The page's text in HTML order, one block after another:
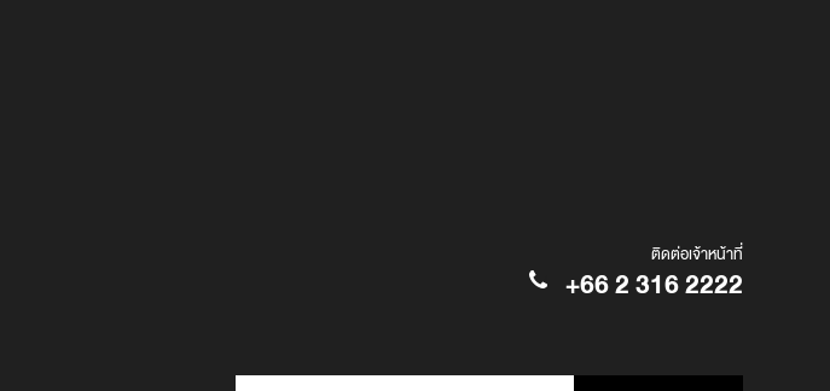
ติดต่อเจ้าหน้าที่
+66 2 316 2222